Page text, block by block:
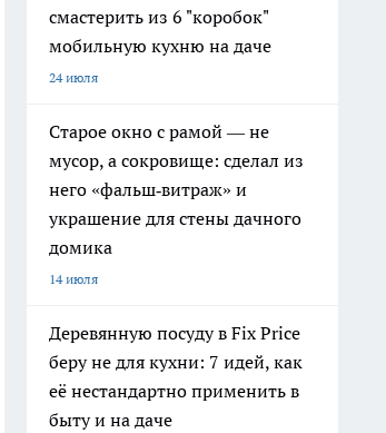
смастерить из 6 "коробок"
мобильную кухню на даче
24 июля
Старое окно с рамой — не
мусор, а сокровище: сделал из
него «фальш‑витраж» и
украшение для стены дачного
домика
14 июля
Деревянную посуду в Fix Price
беру не для кухни: 7 идей, как
её нестандартно применить в
быту и на даче